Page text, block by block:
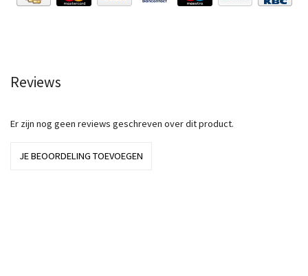
Reviews
Er zijn nog geen reviews geschreven over dit product.
JE BEOORDELING TOEVOEGEN